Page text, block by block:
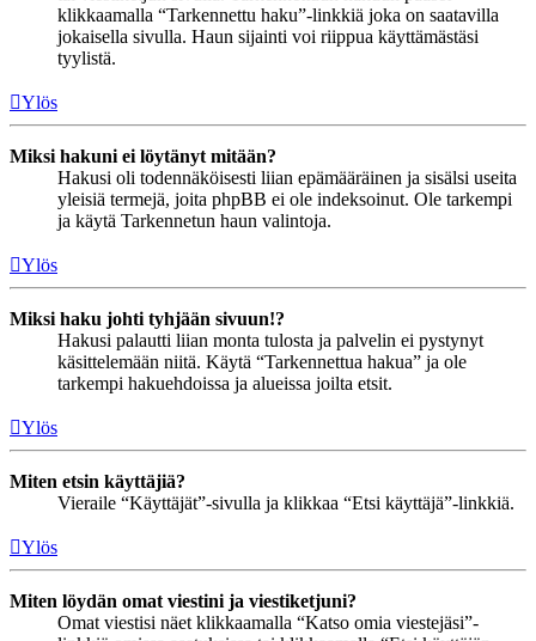
klikkaamalla “Tarkennettu haku”-linkkiä joka on saatavilla
jokaisella sivulla. Haun sijainti voi riippua käyttämästäsi
tyylistä.
Ylös
Miksi hakuni ei löytänyt mitään?
Hakusi oli todennäköisesti liian epämääräinen ja sisälsi useita
yleisiä termejä, joita phpBB ei ole indeksoinut. Ole tarkempi
ja käytä Tarkennetun haun valintoja.
Ylös
Miksi haku johti tyhjään sivuun!?
Hakusi palautti liian monta tulosta ja palvelin ei pystynyt
käsittelemään niitä. Käytä “Tarkennettua hakua” ja ole
tarkempi hakuehdoissa ja alueissa joilta etsit.
Ylös
Miten etsin käyttäjiä?
Vieraile “Käyttäjät”-sivulla ja klikkaa “Etsi käyttäjä”-linkkiä.
Ylös
Miten löydän omat viestini ja viestiketjuni?
Omat viestisi näet klikkaamalla “Katso omia viestejäsi”-